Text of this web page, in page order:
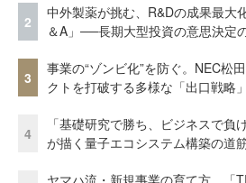
2
中外製薬が挑む、R&Dの成果最大
＆A」──長期大型投資の意思決定
3
事業の“ゾンビ化”を防ぐ。NEC松
クトを打破する多様な「出口戦略」
4
「基礎研究で勝ち、ビジネスで負
が描く量子エコシステム構築の道
ヤマハ流・新規事業の育て方。「